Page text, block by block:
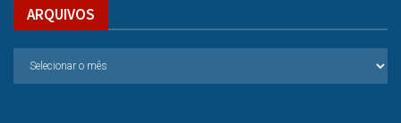
ARQUIVOS